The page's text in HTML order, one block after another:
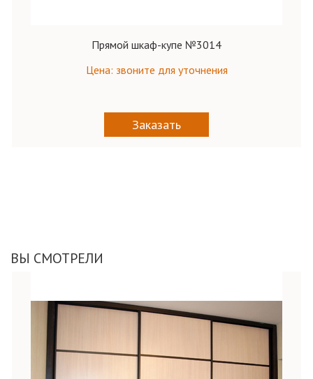
Прямой шкаф-купе №3014
Цена: звоните для уточнения
Заказать
ВЫ СМОТРЕЛИ